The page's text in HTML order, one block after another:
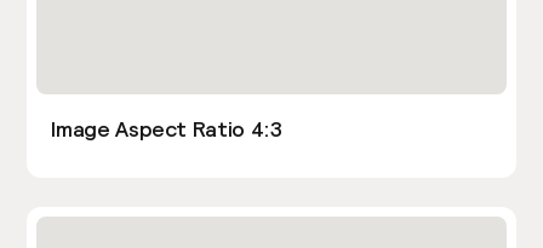
Image Aspect Ratio 4:3